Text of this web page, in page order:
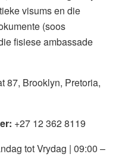
visums en die
(soos
fisiese ambassade
87, Brooklyn, Pretoria,
+27 12 362 8119
tot Vrydag | 09:00 –